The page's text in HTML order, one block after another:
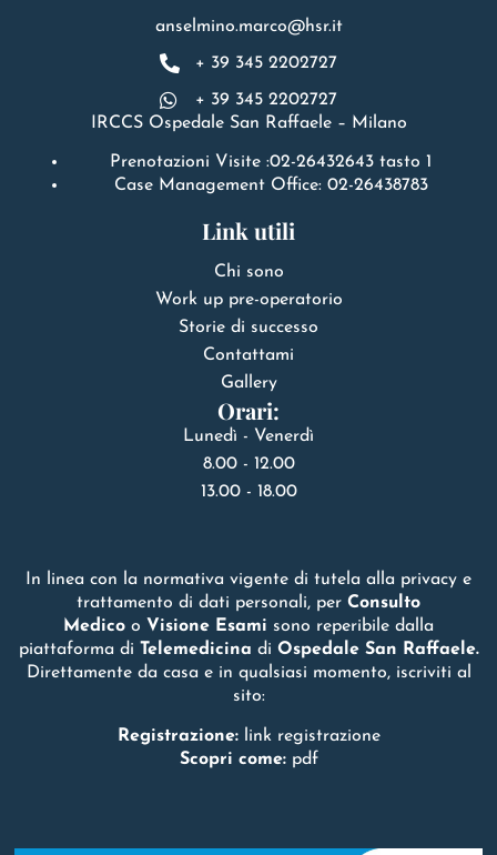
anselmino.marco@hsr.it
+ 39 345 2202727
+ 39 345 2202727
IRCCS Ospedale San Raffaele – Milano
Prenotazioni Visite :02-26432643 tasto 1
Case Management Office: 02-26438783
Link utili
Chi sono
Work up pre-operatorio
Storie di successo
Contattami
Gallery
Orari:
Lunedì - Venerdì
8.00 - 12.00
13.00 - 18.00
In linea con la normativa vigente di tutela alla privacy e
trattamento di dati personali, per Consulto
Medico o Visione Esami sono reperibile dalla
piattaforma di Telemedicina di Ospedale San Raffaele.
Direttamente da casa e in qualsiasi momento, iscriviti al
sito:
Registrazione:
link registrazione
Scopri come: pdf